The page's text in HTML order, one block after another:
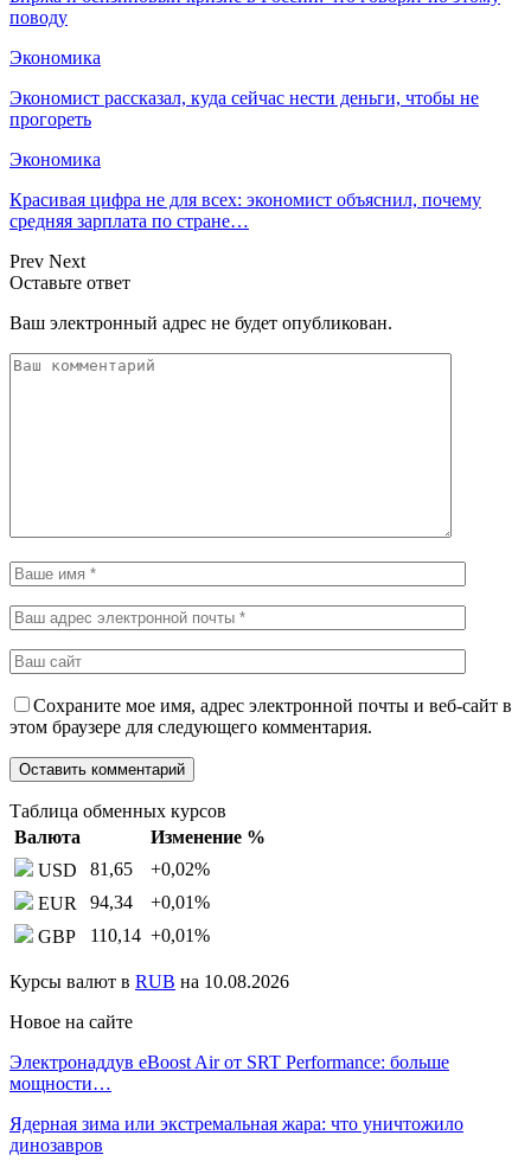
поводу
Экономика
Экономист рассказал, куда сейчас нести деньги, чтобы не
прогореть
Экономика
Красивая цифра не для всех: экономист объяснил, почему
средняя зарплата по стране…
Prev Next
Оставьте ответ
Ваш электронный адрес не будет опубликован.
Сохраните мое имя, адрес электронной почты и веб-сайт в
этом браузере для следующего комментария.
Таблица обменных курсов
Валюта
Изменение %
USD
81,65 +0,02%
EUR
94,34 +0,01%
GBP
110,14 +0,01%
Курсы валют в RUB на 10.08.2026
Новое на сайте
Электронаддув eBoost Air от SRT Performance: больше
мощности…
Ядерная зима или экстремальная жара: что уничтожило
динозавров